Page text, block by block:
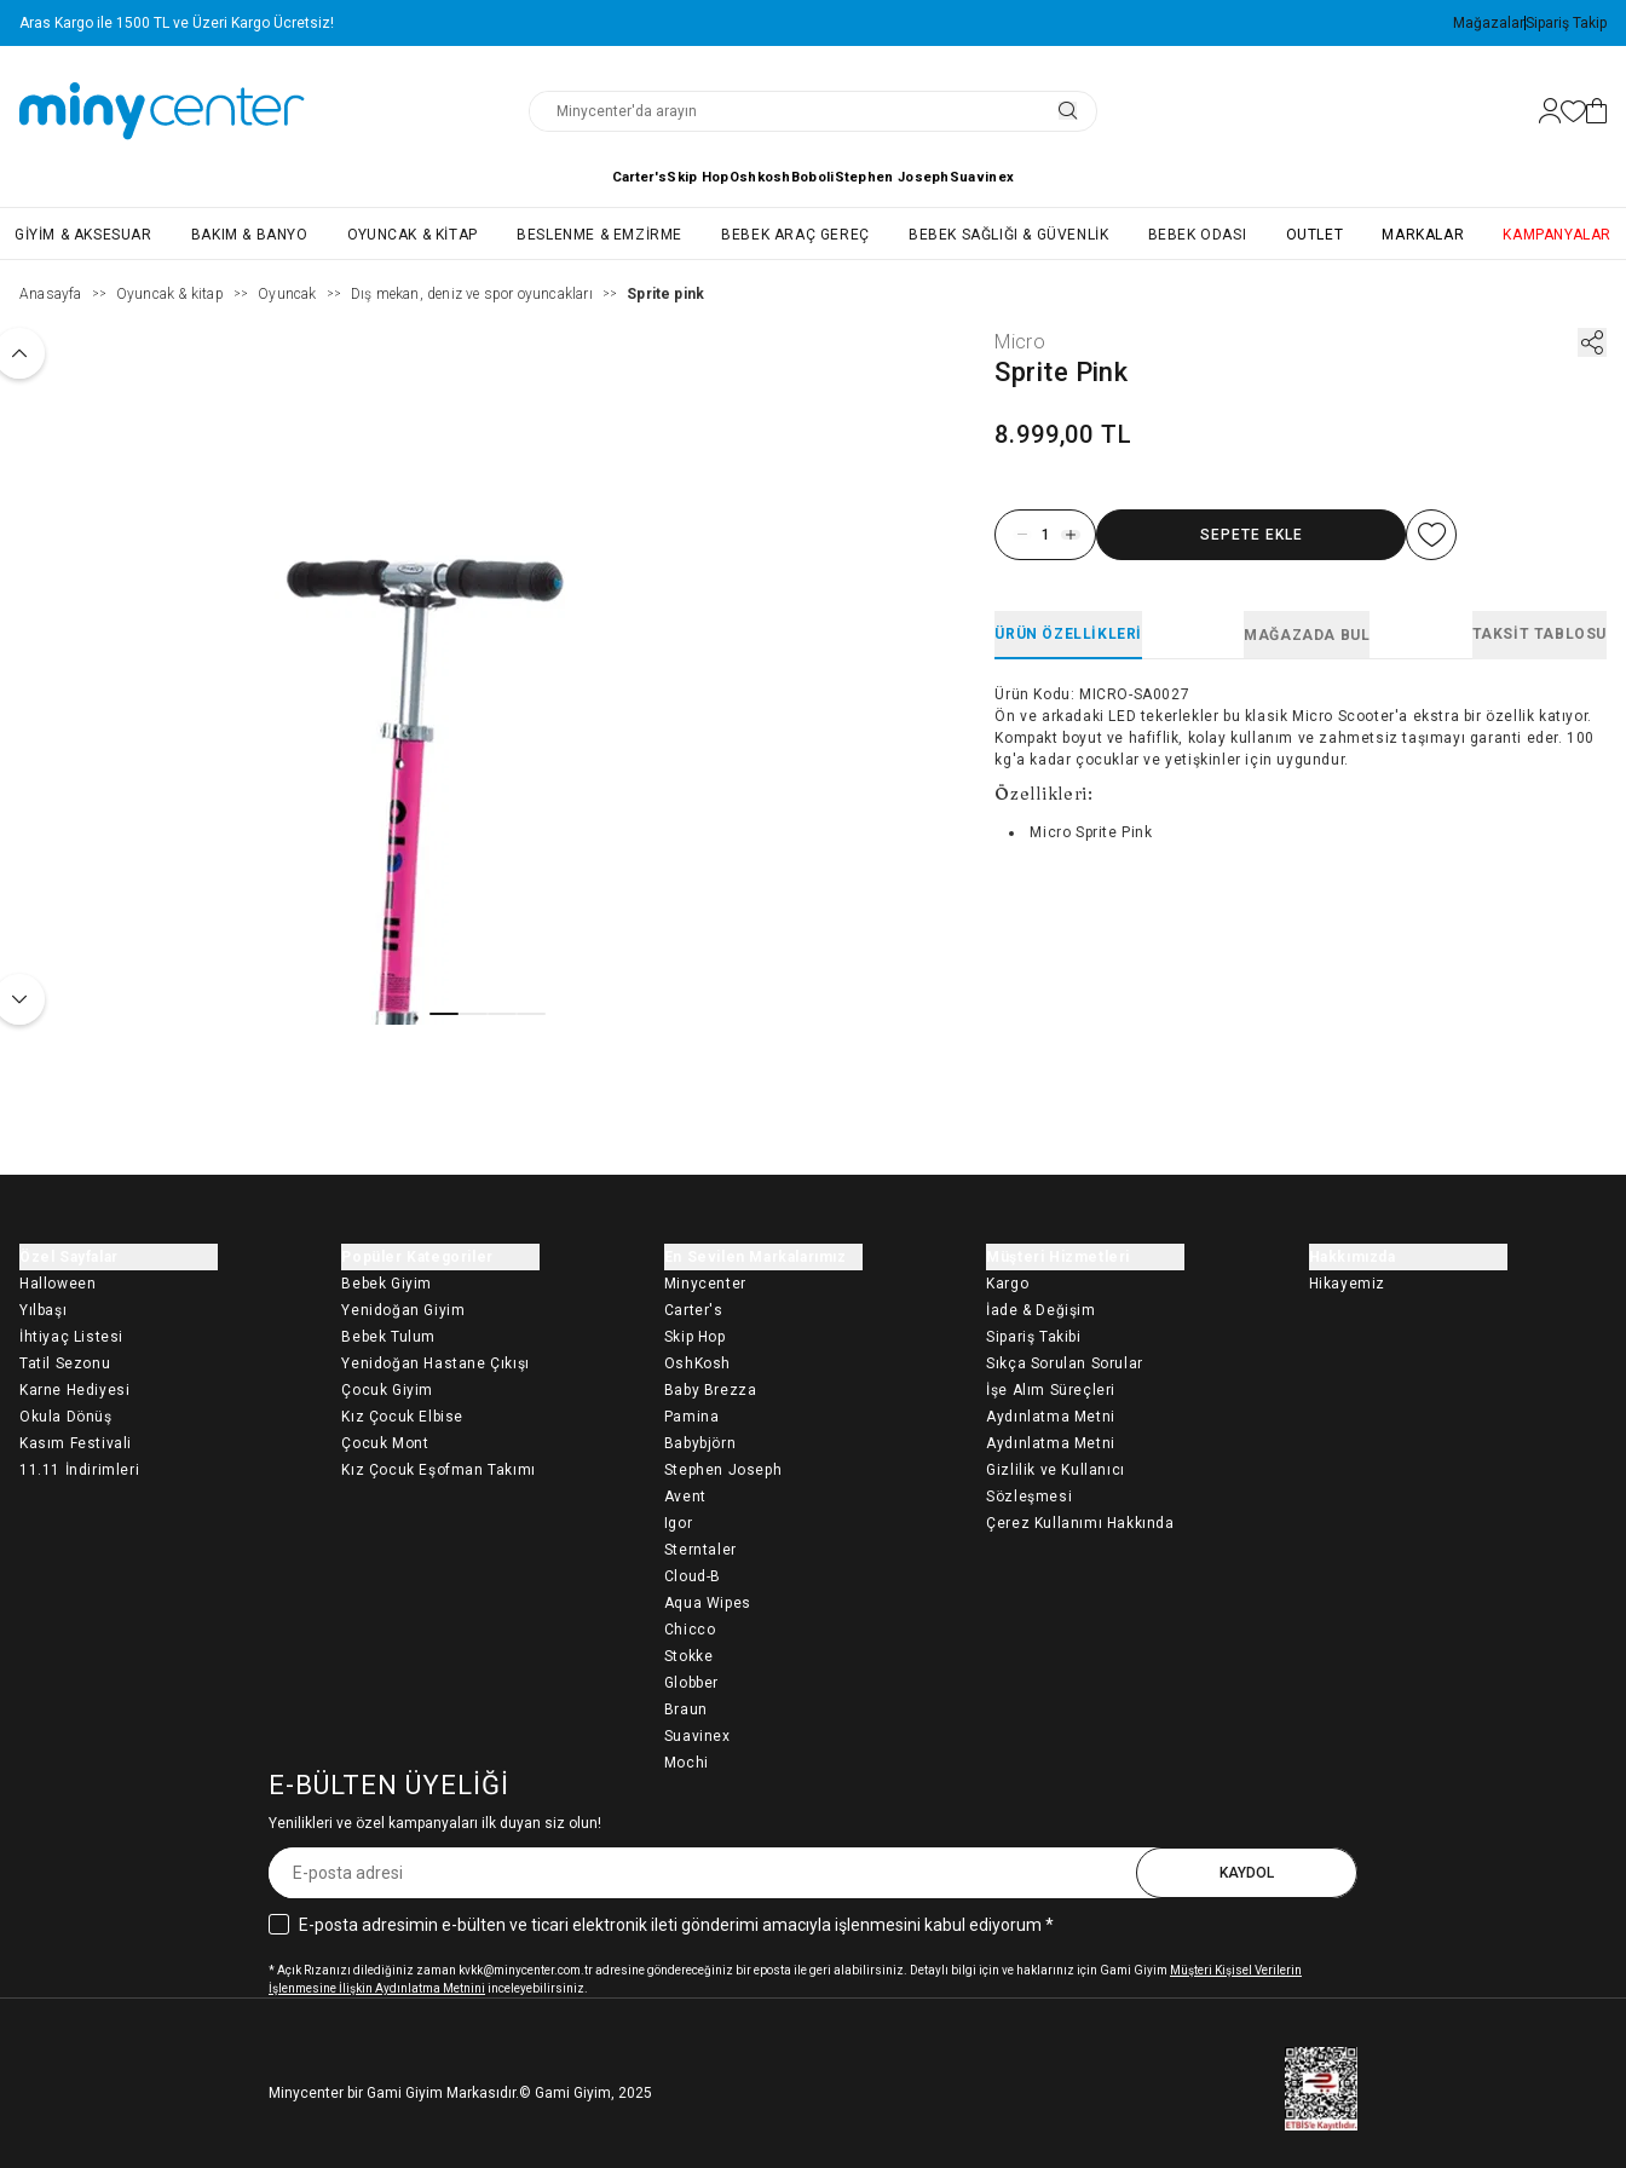
Aras Kargo ile 1500 TL ve Üzeri Kargo Ücretsiz! MağazalarSipariş Takip
Carter'sSkip HopOshkosh BoboliStephen Joseph Suavinex
GIYIM & AKSESUAR BAKIM & BANYO OYUNCAK & KITAP BESLENME & EMZIRME BEBEK ARAÇ GEREÇ BEBEK SAĞLIĞI & GÜVENLIK BEBEK ODASI OUTLET MARKALAR KAMPANYALAR
Anasayfa >> Oyuncak & kitap >> Oyuncak >> Dış mekan, deniz ve spor oyuncakları >> Sprite pink
Micro
Sprite Pink
8.999,00 TL
SEPETE EKLE
ÜRÜN ÖZELLIKLERI MAĞAZADA BUL TAKSIT TABLOSU
Ürün Kodu : MICRO-SA0027
Ön ve arkadaki LED tekerlekler bu klasik Micro Scooter'a ekstra bir özellik katıyor.
Kompakt boyut ve hafiflik, kolay kullanım ve zahmetsiz taşımayı garanti eder. 100
kg'a kadar çocuklar ve yetişkinler için uygundur.
Özellikleri:
Micro Sprite Pink
Halloween
Yılbaşı
İhtiyaç Listesi
Tatil Sezonu
Karne Hediyesi
Okula Dönüş
Kasım Festivali
11.11 İndirimleri
Bebek Giyim
Yenidoğan Giyim
Bebek Tulum
Yenidoğan Hastane Çıkışı
Çocuk Giyim
Kız Çocuk Elbise
Çocuk Mont
Kız Çocuk Eşofman Takımı
Minycenter
Carter's
Skip Hop
OshKosh
Baby Brezza
Pamina
Babybjörn
Stephen Joseph
Avent
Igor
Sterntaler
Cloud-B
Aqua Wipes
Chicco
Stokke
Globber
Braun
Suavinex
Mochi
Kargo
İade & Değişim
Sipariş Takibi
Sıkça Sorulan Sorular
İşe Alım Süreçleri
Aydınlatma Metni
Aydınlatma Metni
Gizlilik ve Kullanıcı
Sözleşmesi
Çerez Kullanımı Hakkında
Hikayemiz
E-BÜLTEN ÜYELIĞI
Yenilikleri ve özel kampanyaları ilk duyan siz olun!
KAYDOL
E-posta adresimin e-bülten ve ticari elektronik ileti gönderimi amacıyla işlenmesini kabul ediyorum *
* Açık Rızanızı dilediğiniz zaman kvkk@minycenter.com.tr adresine göndereceğiniz bir eposta ile geri alabilirsiniz. Detaylı bilgi için ve haklarınız için Gami Giyim Müşteri Kişisel Verilerin
İşlenmesine İlişkin Aydınlatma Metnini inceleyebilirsiniz.
Minycenter bir Gami Giyim Markasıdır. © Gami Giyim, 2025